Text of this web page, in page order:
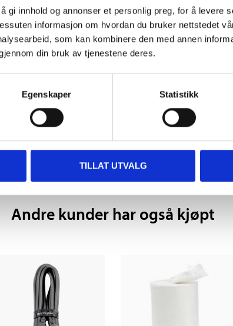
gi innhold og annonser et personlig preg, for å levere
informasjon om hvordan du bruker nettstedet
som kan kombinere den med annen
din bruk av tjenestene deres.
Egenskaper Statistikk
TILLAT UTVALG
Andre kunder har også kjøpt